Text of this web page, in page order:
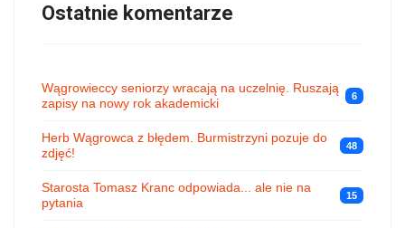
Ostatnie komentarze
Wągrowieccy seniorzy wracają na uczelnię. Ruszają
zapisy na nowy rok akademicki
6
Herb Wągrowca z błędem. Burmistrzyni pozuje do
zdjęć!
48
Starosta Tomasz Kranc odpowiada... ale nie na
pytania
15